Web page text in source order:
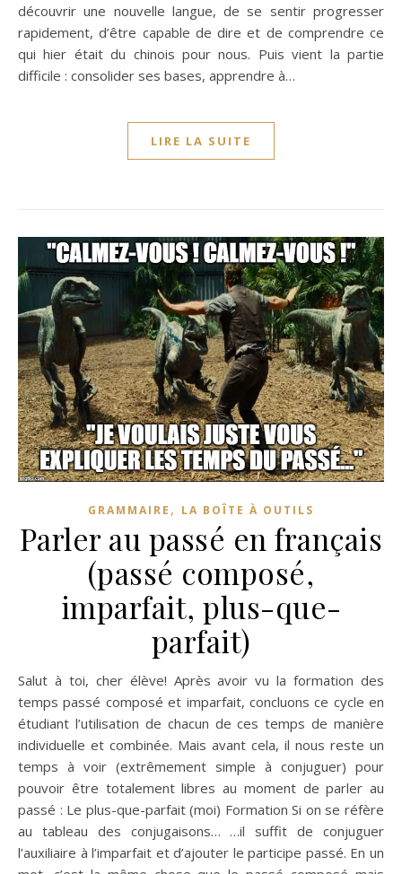
découvrir une nouvelle langue, de se sentir progresser
rapidement, d’être capable de dire et de comprendre ce
qui hier était du chinois pour nous. Puis vient la partie
difficile : consolider ses bases, apprendre à…
LIRE LA SUITE
GRAMMAIRE , LA BOÎTE À OUTILS
Parler au passé en français
(passé composé,
imparfait, plus-que-
parfait)
Salut à toi, cher élève! Après avoir vu la formation des
temps passé composé et imparfait, concluons ce cycle en
étudiant l’utilisation de chacun de ces temps de manière
individuelle et combinée. Mais avant cela, il nous reste un
temps à voir (extrêmement simple à conjuguer) pour
pouvoir être totalement libres au moment de parler au
passé : Le plus-que-parfait (moi) Formation Si on se réfère
au tableau des conjugaisons… …il suffit de conjuguer
l’auxiliaire à l’imparfait et d’ajouter le participe passé. En un